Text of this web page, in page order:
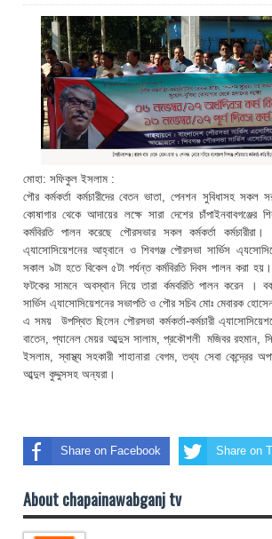
মোহা: সফিকুল ইসলাম :
পৌর কর্মকর্তা কর্মচারীদের বেতন ভাতা, পেনশন সুবিধাসহ সকল
কোষাগার থেকে আদায়ের লক্ষে সারা দেশের চাঁপাইনবাবগঞ্জের
কর্মবিরতি পালন করেছে পৌরসভার সকল কর্মকর্তা কর্মচারীরা।
এ্যাসোসিয়েশনের আহ্বানে ও শিবগঞ্জ পৌরসভা সার্ভিস
সকাল ৯টা হতে বিকেল ৫টা পর্যন্ত কর্মবিরতি দিবস পালন করা
ফটকের সামনে অবস্থান নিয়ে তারা র্কমবরিতি পালন করেন ।
সার্ভিস এ্যাসোসিয়েশনের সভাপতি ও পৌর সচিব মোঃ মেবারক
এ সময় উপস্থিত ছিলেন পৌরসভা কর্মকর্তা-কর্মচারী
বাতেন, প্যানেল মেয়র আব্দুস সালাম, প্রকৌশলী মজিবর রহমান,
ইসলাম, স্বাস্থ্য সহকারী শাহানারা বেগম, তথ্য সেবা কেন্দ্রের
আব্দুল কুদ্দুসসহ অন্যরা।
Share on Facebook Share on
About chapainawabganj tv